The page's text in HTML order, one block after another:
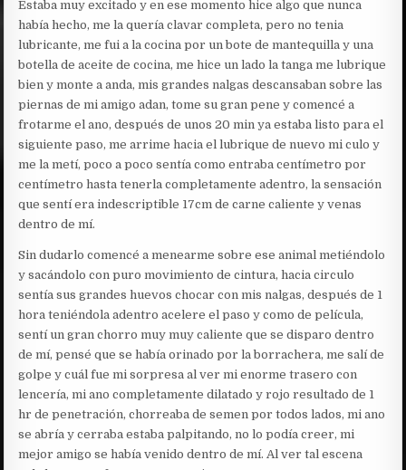
Estaba muy excitado y en ese momento hice algo que nunca
había hecho, me la quería clavar completa, pero no tenia
lubricante, me fui a la cocina por un bote de mantequilla y una
botella de aceite de cocina, me hice un lado la tanga me lubrique
bien y monte a anda, mis grandes nalgas descansaban sobre las
piernas de mi amigo adan, tome su gran pene y comencé a
frotarme el ano, después de unos 20 min ya estaba listo para el
siguiente paso, me arrime hacia el lubrique de nuevo mi culo y
me la metí, poco a poco sentía como entraba centímetro por
centímetro hasta tenerla completamente adentro, la sensación
que sentí era indescriptible 17cm de carne caliente y venas
dentro de mí.
Sin dudarlo comencé a menearme sobre ese animal metiéndolo
y sacándolo con puro movimiento de cintura, hacia circulo
sentía sus grandes huevos chocar con mis nalgas, después de 1
hora teniéndola adentro acelere el paso y como de película,
sentí un gran chorro muy muy caliente que se disparo dentro
de mí, pensé que se había orinado por la borrachera, me salí de
golpe y cuál fue mi sorpresa al ver mi enorme trasero con
lencería, mi ano completamente dilatado y rojo resultado de 1
hr de penetración, chorreaba de semen por todos lados, mi ano
se abría y cerraba estaba palpitando, no lo podía creer, mi
mejor amigo se había venido dentro de mí. Al ver tal escena